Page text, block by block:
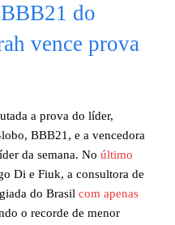
do
vence prova
a prova do líder,
BBB21, e a vencedora
da semana. No último
Di e Fiuk, a consultora de
do Brasil com apenas
o recorde de menor